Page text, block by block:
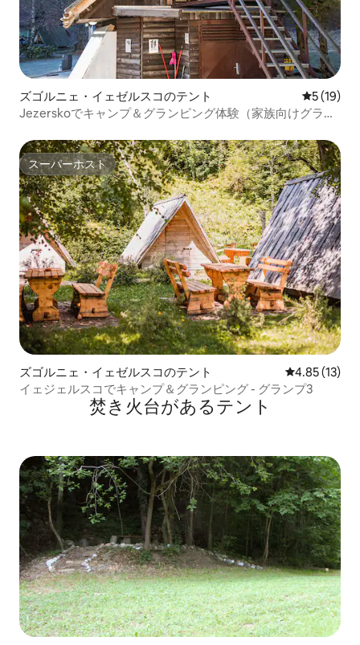
ズゴルニェ・イェゼルスコのテント レビュー
5 (19)
Jezerskoでキャンプ＆グランピング体験（家族向けグラン
スーパーホスト
スーパーホスト
ズゴルニェ・イェゼルスコのテント レビュー13
4.85 (13)
イェジェルスコでキャンプ＆グランピング - グランプ3
焚き火台があるテント